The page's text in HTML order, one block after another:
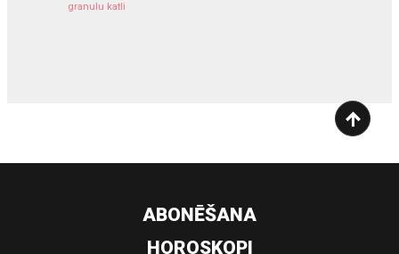
granulu katli
ABONĒŠANA
HOROSKOPI